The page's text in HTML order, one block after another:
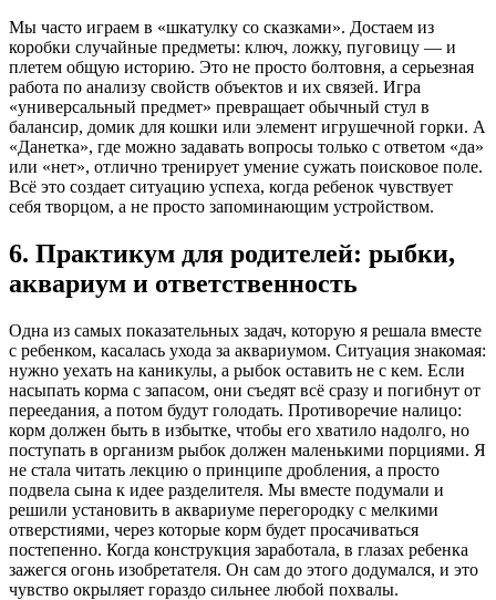
Мы часто играем в «шкатулку со сказками». Достаем из
коробки случайные предметы: ключ, ложку, пуговицу — и
плетем общую историю. Это не просто болтовня, а серьезная
работа по анализу свойств объектов и их связей. Игра
«универсальный предмет» превращает обычный стул в
балансир, домик для кошки или элемент игрушечной горки. А
«Данетка», где можно задавать вопросы только с ответом «да»
или «нет», отлично тренирует умение сужать поисковое поле.
Всё это создает ситуацию успеха, когда ребенок чувствует
себя творцом, а не просто запоминающим устройством.
6. Практикум для родителей: рыбки,
аквариум и ответственность
Одна из самых показательных задач, которую я решала вместе
с ребенком, касалась ухода за аквариумом. Ситуация знакомая:
нужно уехать на каникулы, а рыбок оставить не с кем. Если
насыпать корма с запасом, они съедят всё сразу и погибнут от
переедания, а потом будут голодать. Противоречие налицо:
корм должен быть в избытке, чтобы его хватило надолго, но
поступать в организм рыбок должен маленькими порциями. Я
не стала читать лекцию о принципе дробления, а просто
подвела сына к идее разделителя. Мы вместе подумали и
решили установить в аквариуме перегородку с мелкими
отверстиями, через которые корм будет просачиваться
постепенно. Когда конструкция заработала, в глазах ребенка
зажегся огонь изобретателя. Он сам до этого додумался, и это
чувство окрыляет гораздо сильнее любой похвалы.